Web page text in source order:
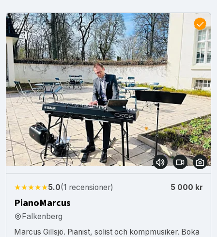
★★★★★5.0(1 recensioner) 5 000 kr
PianoMarcus
Falkenberg
Marcus Gillsjö. Pianist, solist och kompmusiker. Boka